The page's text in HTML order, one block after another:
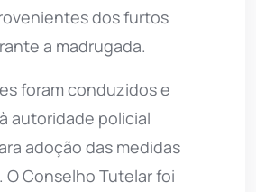
dos furtos
a madrugada.
foram conduzidos e
autoridade policial
adoção das medidas
O Conselho Tutelar foi